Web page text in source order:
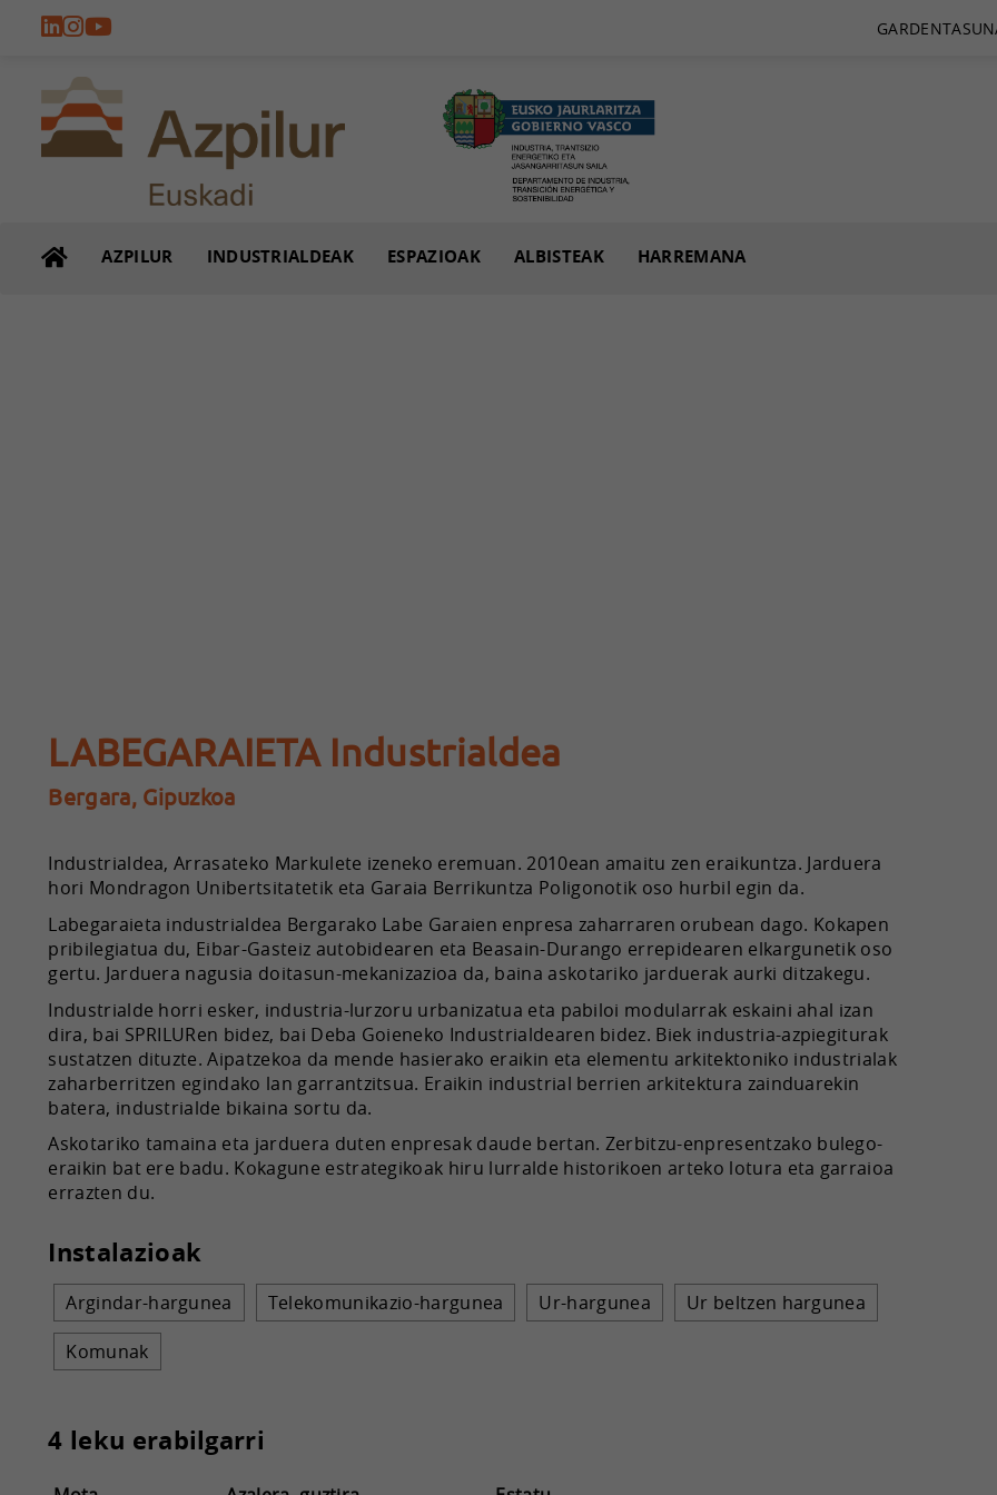
AZPILUR INDUSTRIALDEAK ESPAZIOAK ALBISTEAK HARREMANA
LABEGARAIETA Industrialdea
Bergara, Gipuzkoa
Industrialdea, Arrasateko Markulete izeneko eremuan. 2010ean amaitu zen eraikuntza. Jarduera
hori Mondragon Unibertsitatetik eta Garaia Berrikuntza Poligonotik oso hurbil egin da.
Labegaraieta industrialdea Bergarako Labe Garaien enpresa zaharraren orubean dago. Kokapen
pribilegiatua du, Eibar-Gasteiz autobidearen eta Beasain-Durango errepidearen elkargunetik oso
gertu. Jarduera nagusia doitasun-mekanizazioa da, baina askotariko jarduerak aurki ditzakegu.
Industrialde horri esker, industria-lurzoru urbanizatua eta pabiloi modularrak eskaini ahal izan
dira, bai SPRILURen bidez, bai Deba Goieneko Industrialdearen bidez. Biek industria-azpiegiturak
sustatzen dituzte. Aipatzekoa da mende hasierako eraikin eta elementu arkitektoniko industrialak
zaharberritzen egindako lan garrantzitsua. Eraikin industrial berrien arkitektura zainduarekin
batera, industrialde bikaina sortu da.
Askotariko tamaina eta jarduera duten enpresak daude bertan. Zerbitzu-enpresentzako bulego-
eraikin bat ere badu. Kokagune estrategikoak hiru lurralde historikoen arteko lotura eta garraioa
errazten du.
Instalazioak
Argindar-hargunea Telekomunikazio-hargunea Ur-hargunea
Ur beltzen hargunea
Komunak
4 leku erabilgarri